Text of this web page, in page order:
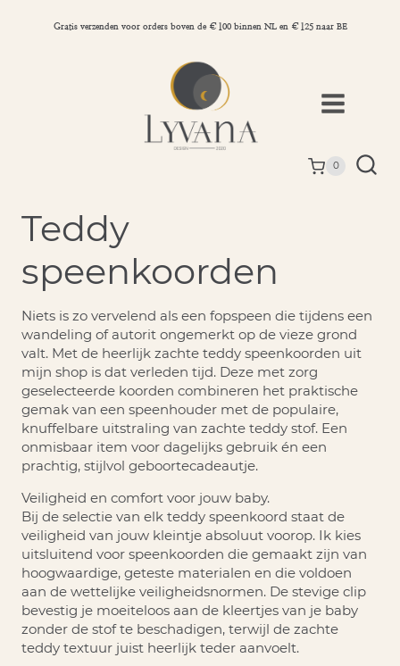
Gratis verzenden voor orders boven de €100 binnen NL en €125 naar BE
0
Teddy
speenkoorden
Niets is zo vervelend als een fopspeen die tijdens een
wandeling of autorit ongemerkt op de vieze grond
valt. Met de heerlijk zachte teddy speenkoorden uit
mijn shop is dat verleden tijd. Deze met zorg
geselecteerde koorden combineren het praktische
gemak van een speenhouder met de populaire,
knuffelbare uitstraling van zachte teddy stof. Een
onmisbaar item voor dagelijks gebruik én een
prachtig, stijlvol geboortecadeautje.
Veiligheid en comfort voor jouw baby.
Bij de selectie van elk teddy speenkoord staat de
veiligheid van jouw kleintje absoluut voorop. Ik kies
uitsluitend voor speenkoorden die gemaakt zijn van
hoogwaardige, geteste materialen en die voldoen
aan de wettelijke veiligheidsnormen. De stevige clip
bevestig je moeiteloos aan de kleertjes van je baby
zonder de stof te beschadigen, terwijl de zachte
teddy textuur juist heerlijk teder aanvoelt.